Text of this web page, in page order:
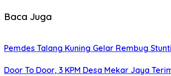
Baca Juga
Pemdes Talang Kuning Gelar Rembug
Door To Door, 3 KPM Desa Mekar Jaya